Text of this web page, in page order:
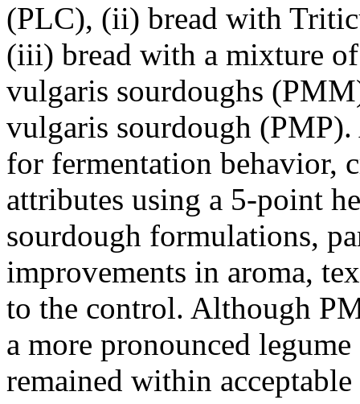
(PLC), (ii) bread with
(iii) bread with a mixture
vulgaris sourdoughs
vulgaris sourdough
for fermentation behavior,
attributes using a 5-point
sourdough formulations,
improvements in aroma,
to the control. Although
a more pronounced
remained within